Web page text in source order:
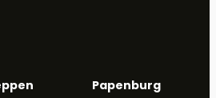
Papenburg